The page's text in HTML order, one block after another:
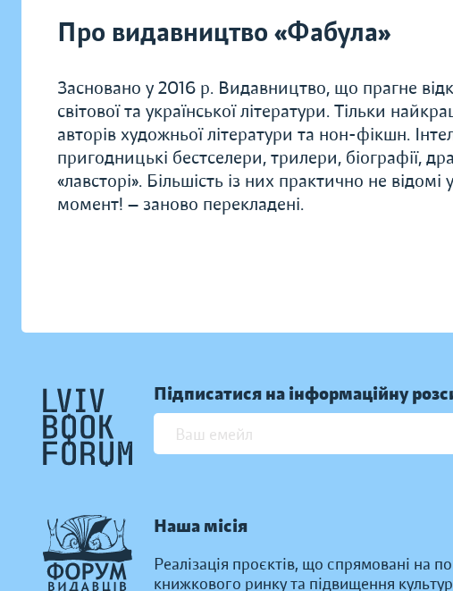
Про видавництво «Фабула»
Засновано у 2016 р. Видавництво, що прагне
світової та української літератури. Тільки
авторів художньої літератури та нон-фікшн.
пригодницькі бестселери, трилери, біографії,
«лавсторі». Більшість із них практично не
момент! — заново перекладені.
Підписатися на інформаційну
Наша місія
Реалізація проєктів, що спрямовані на
книжкового ринку та підвищення